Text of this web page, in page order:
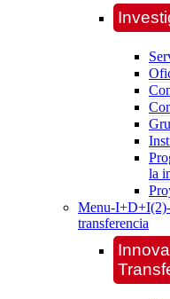
la
Menu-
transferencia